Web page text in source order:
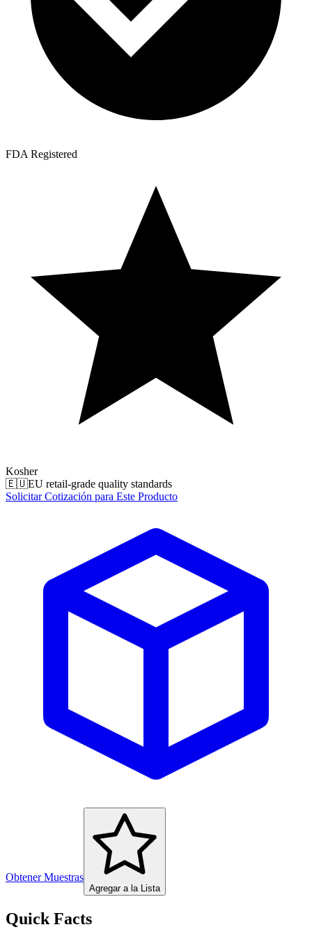
FDA Registered
Kosher
🇪🇺EU retail-grade quality standards
Solicitar Cotización para Este Producto
Obtener Muestras
Agregar a la Lista
Quick Facts